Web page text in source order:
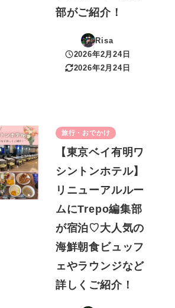
部がご紹介！
Risa
投稿日
2026年2月24日
更新日
2026年2月24日
旅行・おでかけ
【東京ベイ有明ワ
シントンホテル】
リニューアルルー
ムにTrepo編集部
が宿泊♡大人気の
海鮮朝食ビュッフ
ェやラウンジなど
詳しくご紹介！